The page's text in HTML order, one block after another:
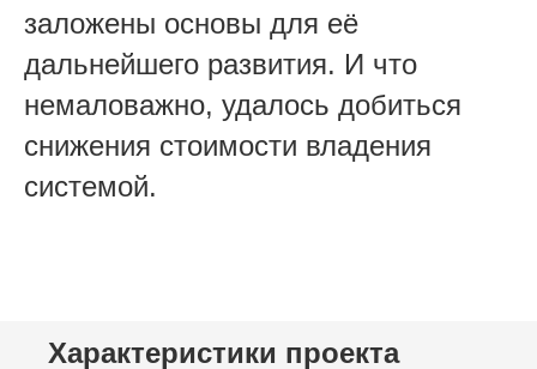
заложены основы для её
дальнейшего развития. И что
немаловажно, удалось добиться
снижения стоимости владения
системой.
Характеристики проекта